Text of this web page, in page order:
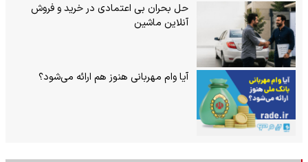
حل بحران بی‌ اعتمادی در خرید و فروش
آنلاین ماشین
آیا وام مهربانی هنوز هم ارائه می‌شود؟